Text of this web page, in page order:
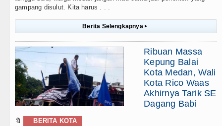
gampang disulut. Kita harus . . .
Berita Selengkapnya ▸
Ribuan Massa
Kepung Balai
Kota Medan, Wali
Kota Rico Waas
Akhirnya Tarik SE
Dagang Babi
🔖 BERITA KOTA